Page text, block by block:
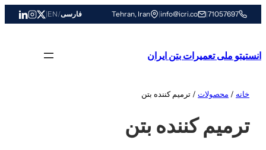
به
71057697
|
info@icri.co
|
Tehran, Iran فارسی/
EN
|
انستیتو ملی تعمیرات بتن ایران
خانه / محصولات / ترمیم کننده بتن
ترمیم کننده بتن